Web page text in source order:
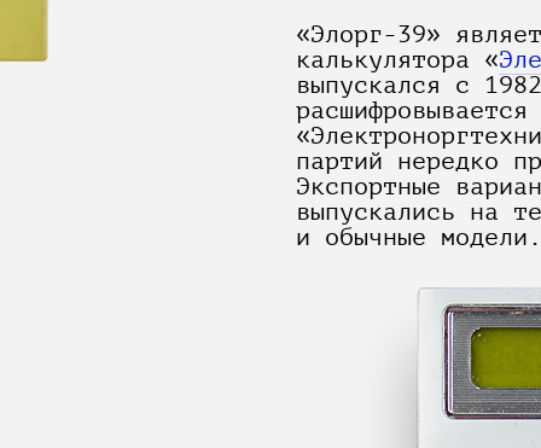
«Элорг-39»
калькулятора «
выпускался с
расшифровывается
партий нередко
Экспортные
выпускались на
и обычные модели.